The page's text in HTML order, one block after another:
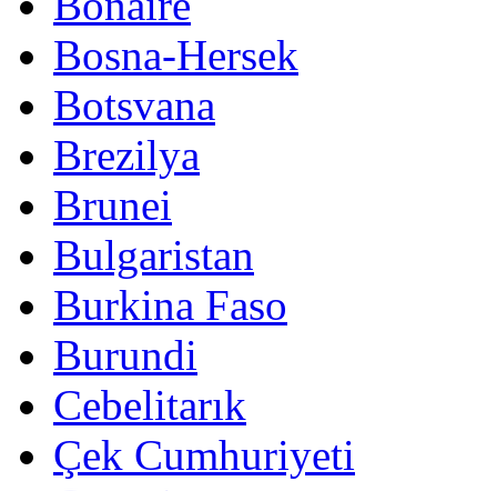
Bosna-Hersek
Botsvana
Brezilya
Brunei
Bulgaristan
Burkina Faso
Burundi
Cebelitarık
Çek Cumhuriyeti